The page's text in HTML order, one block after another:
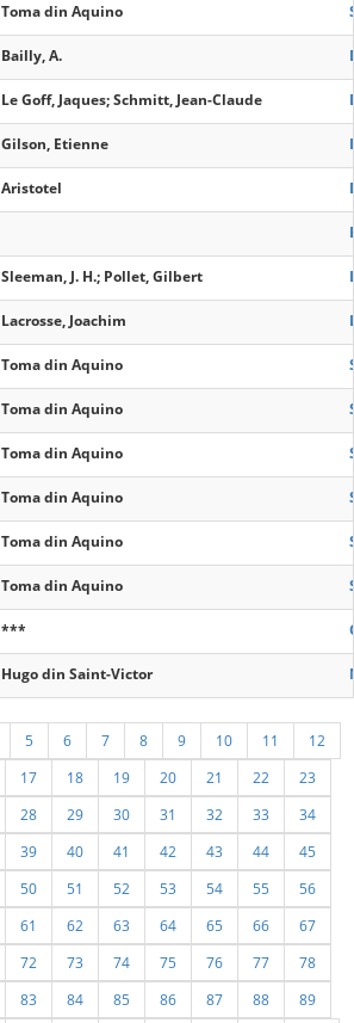
Toma din Aquino
Bailly, A.
Le Goff, Jaques; Schmitt, Jean-Claude
Gilson, Etienne
Aristotel
Sleeman, J. H.; Pollet, Gilbert
Lacrosse, Joachim
Toma din Aquino
Toma din Aquino
Toma din Aquino
Toma din Aquino
Toma din Aquino
Toma din Aquino
***
Hugo din Saint-Victor
5 6 7 8 9 10 11
12
17 18 19 20 21 22
23
28 29 30 31 32 33
34
39 40 41 42 43 44
45
50 51 52 53 54 55
56
61 62 63 64 65 66
67
72 73 74 75 76 77
78
83 84 85 86 87 88 89